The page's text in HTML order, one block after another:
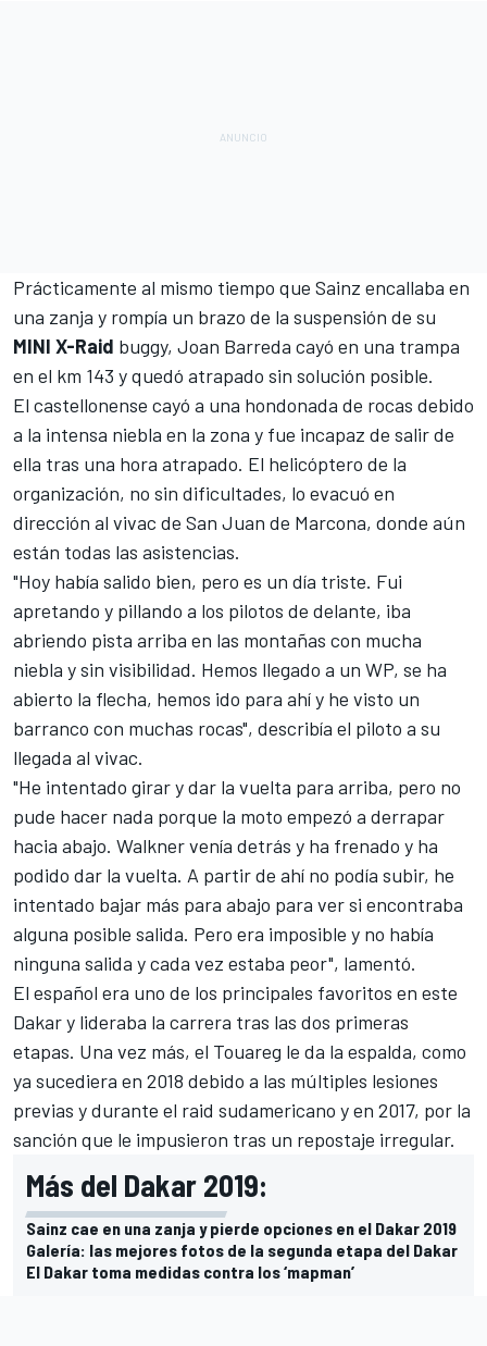
Prácticamente al mismo tiempo que Sainz encallaba en
una zanja y rompía un brazo de la suspensión de su
MINI X-Raid buggy, Joan Barreda cayó en una trampa
en el km 143 y quedó atrapado sin solución posible.
El castellonense cayó a una hondonada de rocas debido
a la intensa niebla en la zona y fue incapaz de salir de
ella tras una hora atrapado. El helicóptero de la
organización, no sin dificultades, lo evacuó en
dirección al vivac de San Juan de Marcona, donde aún
están todas las asistencias.
"Hoy había salido bien, pero es un día triste. Fui
apretando y pillando a los pilotos de delante, iba
abriendo pista arriba en las montañas con mucha
niebla y sin visibilidad. Hemos llegado a un WP, se ha
abierto la flecha, hemos ido para ahí y he visto un
barranco con muchas rocas", describía el piloto a su
llegada al vivac.
"He intentado girar y dar la vuelta para arriba, pero no
pude hacer nada porque la moto empezó a derrapar
hacia abajo. Walkner venía detrás y ha frenado y ha
podido dar la vuelta. A partir de ahí no podía subir, he
intentado bajar más para abajo para ver si encontraba
alguna posible salida. Pero era imposible y no había
ninguna salida y cada vez estaba peor", lamentó.
El español era uno de los principales favoritos en este
Dakary lideraba la carrera tras las dos primeras
etapas. Una vez más, el Touareg le da la espalda, como
ya sucediera en 2018 debido a las múltiples lesiones
previas y durante el raid sudamericano y en 2017, por la
sanción que le impusieron tras un repostaje irregular.
Más del Dakar 2019:
Sainz cae en una zanja y pierde opciones en el Dakar 2019
Galería: las mejores fotos de la segunda etapa del Dakar
El Dakar toma medidas contra los ‘mapman’